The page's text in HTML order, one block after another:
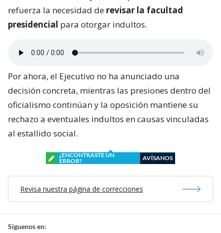
refuerza la necesidad de revisar la facultad
presidencial para otorgar indultos.
Por ahora, el Ejecutivo no ha anunciado una
decisión concreta, mientras las presiones dentro del
oficialismo continúan y la oposición mantiene su
rechazo a eventuales indultos en causas vinculadas
al estallido social.
¿ENCONTRASTE UN
ERROR?
AVÍSANOS
Revisa nuestra página de correcciones
Síguenos en: